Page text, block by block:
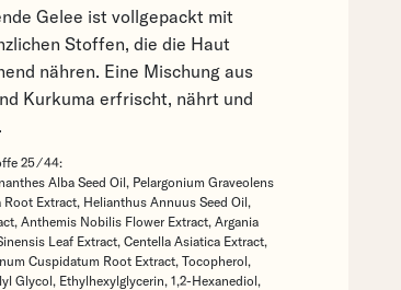
Gelee ist vollgepackt mit
Stoffen, die die Haut
nähren. Eine Mischung aus
Kurkuma erfrischt, nährt und
25 ⁄ 44:
Alba Seed Oil, Pelargonium Graveolens
Root Extract, Helianthus Annuus Seed Oil,
Anthemis Nobilis Flower Extract, Argania
Leaf Extract,Centella Asiatica Extract,
Cuspidatum Root Extract, Tocopherol,
Glycol, Ethylhexylglycerin, 1,2-Hexanediol,